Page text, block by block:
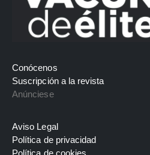
Conócenos
Suscripción a la revista
Anúnciese
Aviso Legal
Política de privacidad